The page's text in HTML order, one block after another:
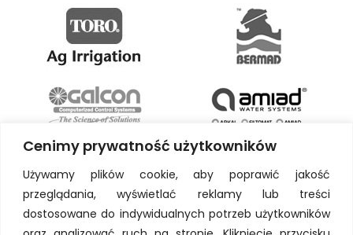
Cenimy prywatność użytkowników
Używamy plików cookie, aby poprawić jakość
przeglądania, wyświetlać reklamy lub treści
dostosowane do indywidualnych potrzeb użytkowników